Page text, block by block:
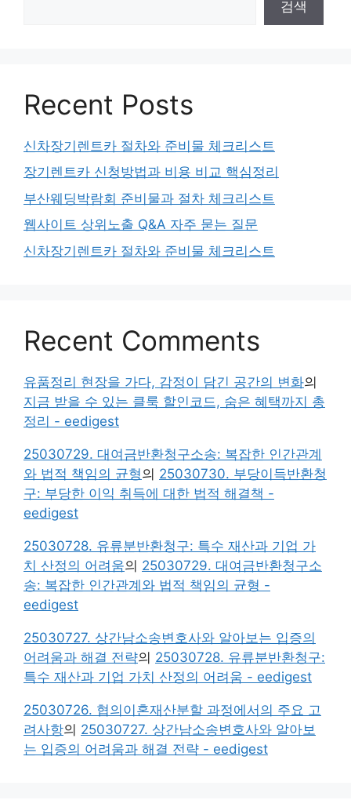
검색
Recent Posts
신차장기렌트카 절차와 준비물 체크리스트
장기렌트카 신청방법과 비용 비교 핵심정리
부산웨딩박람회 준비물과 절차 체크리스트
웹사이트 상위노출 Q&A 자주 묻는 질문
신차장기렌트카 절차와 준비물 체크리스트
Recent Comments
유품정리 현장을 가다, 감정이 담긴 공간의 변화의
지금 받을 수 있는 클룩 할인코드, 숨은 혜택까지 총
정리 - eedigest
25030729. 대여금반환청구소송: 복잡한 인간관계
와 법적 책임의 균형의 25030730. 부당이득반환청
구: 부당한 이익 취득에 대한 법적 해결책 -
eedigest
25030728. 유류분반환청구: 특수 재산과 기업 가
치 산정의 어려움의 25030729. 대여금반환청구소
송: 복잡한 인간관계와 법적 책임의 균형 -
eedigest
25030727. 상간남소송변호사와 알아보는 입증의
어려움과 해결 전략의 25030728. 유류분반환청구:
특수 재산과 기업 가치 산정의 어려움 - eedigest
25030726. 협의이혼재산분할 과정에서의 주요 고
려사항의 25030727. 상간남소송변호사와 알아보
는 입증의 어려움과 해결 전략 - eedigest